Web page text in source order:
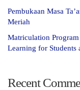
Pembukaan Masa
Meriah
Matriculation
Learning for Students
Recent